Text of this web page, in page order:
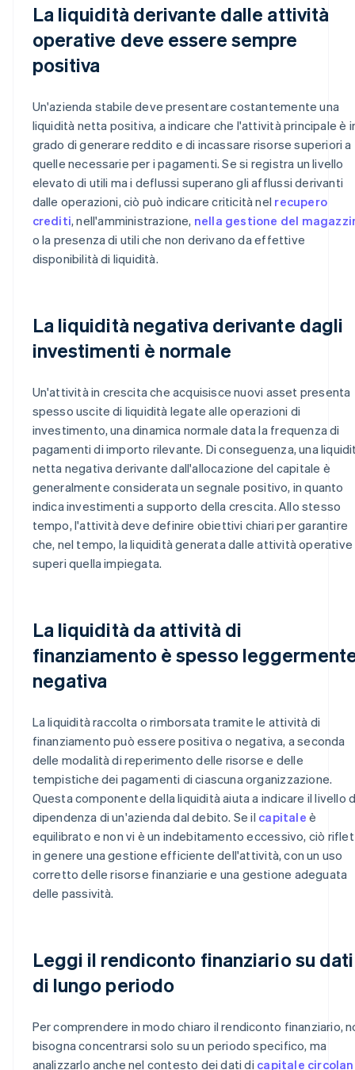
La liquidità derivante dalle attività
operative deve essere sempre
positiva
Un'azienda stabile deve presentare costantemente una
liquidità netta positiva, a indicare che l'attività principale è
grado di generare reddito e di incassare risorse superiori a
quelle necessarie per i pagamenti. Se si registra un livello
elevato di utili ma i deflussi superano gli afflussi derivanti
dalle operazioni, ciò può indicare criticità nel recupero
crediti, nell'amministrazione, nella gestione del
o la presenza di utili che non derivano da effettive
disponibilità di liquidità.
La liquidità negativa derivante dagli
investimenti è normale
Un'attività in crescita che acquisisce nuovi asset presenta
spesso uscite di liquidità legate alle operazioni di
investimento, una dinamica normale data la frequenza di
pagamenti di importo rilevante. Di conseguenza, una
netta negativa derivante dall'allocazione del capitale è
generalmente considerata un segnale positivo, in quanto
indica investimenti a supporto della crescita. Allo stesso
tempo, l'attività deve definire obiettivi chiari per garantire
che, nel tempo, la liquidità generata dalle attività operative
superi quella impiegata.
La liquidità da attività di
finanziamento è spesso
negativa
La liquidità raccolta o rimborsata tramite le attività di
finanziamento può essere positiva o negativa, a seconda
delle modalità di reperimento delle risorse e delle
tempistiche dei pagamenti di ciascuna organizzazione.
Questa componente della liquidità aiuta a indicare il livello
dipendenza di un'azienda dal debito. Se il capitale è
equilibrato e non vi è un indebitamento eccessivo, ciò
in genere una gestione efficiente dell'attività, con un uso
corretto delle risorse finanziarie e una gestione adeguata
delle passività.
Leggi il rendiconto finanziario su dati
di lungo periodo
Per comprendere in modo chiaro il rendiconto finanziario,
bisogna concentrarsi solo su un periodo specifico, ma
analizzarlo anche nel contesto dei dati di capitale